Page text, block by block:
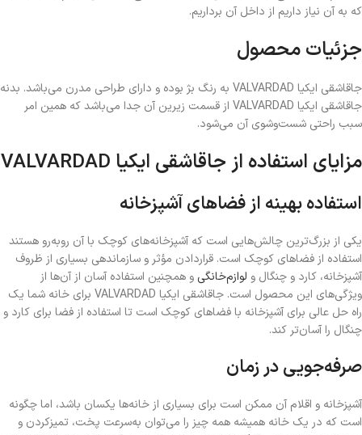
که به آن نیاز داریم از داخل آن برداریم.
جزئیات محصول
جاقاشقی ایکیا VALVARDAD به رنگ بژ بوده و دارای طراحی مدرن می‌باشد. بدنه
جاقاشقی ایکیا VALVARDAD از قسمت زیرین آن جدا می‌باشد که همین امر
سبب راحتی شست‌وشوی آن می‌شود.
مزایای استفاده از جاقاشقی ایکیا VALVARDAD
استفاده بهینه از فضاهای آشپزخانه
یکی از بزرگ‌ترین چالش‌هایی است که آشپزخانه‌های کوچک با آن روبه‌رو هستند
استفاده از فضاهای کوچک است. قراردادن مؤثر و سازماندهی بسیاری از ظروف
آشپزخانه، کارد و چنگال و لوازم‌خانگی و همچنین استفاده آسان از آن‌ها از
ویژگی‌های این محصول است. جاقاشقی ایکیا VALVARDAD برای خانه شما یک
راه‌ حل عالی برای آشپزخانه با فضاهای کوچک است تا استفاده از فضا برای کارد و
چنگال را آسان‌تر کند.
صرفه‌جویی در زمان
آشپزخانه و اقلام آن ممکن است برای بسیاری از خانه‌ها یکسان باشد، اما چگونه
است که در یک خانه همیشه همه چیز را می‌توان به‌سرعت پخت، تمیزکردن و